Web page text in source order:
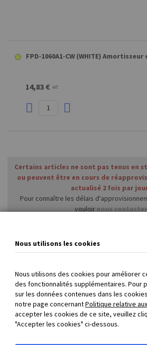
FPD-1060A1-CW (WHITE)
14,83 € HT
Certains articles ne sont pas tenus en
ou peuvent être en cours de
actualisé 2 fois par
Pour connaître les délais
vouloir nous contacter
PAIEMENT SÉCURISÉ: payez
bancaire et 3D Secure
Nous utilisons les cookies
Nous utilisons des cookies pour améliorer
des fonctionnalités supplémentaires. Pour
sur les données contenues dans les
notre page concernantPolitique relative
accepter les cookies de ce site, veuillez
"Accepter les cookies" ci-dessous.